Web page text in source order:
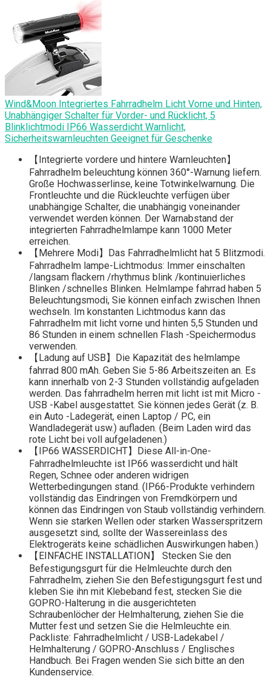
Wind&Moon Integriertes Fahrradhelm Licht Vorne und Hinten,
Unabhängiger Schalter für Vorder- und Rücklicht, 5
Blinklichtmodi IP66 Wasserdicht Warnlicht,
Sicherheitswarnleuchten Geeignet für Geschenke
【Integrierte vordere und hintere Warnleuchten】
Fahrradhelm beleuchtung können 360°-Warnung liefern.
Große Hochwasserlinse, keine Totwinkelwarnung. Die
Frontleuchte und die Rückleuchte verfügen über
unabhängige Schalter, die unabhängig voneinander
verwendet werden können. Der Warnabstand der
integrierten Fahrradhelmlampe kann 1000 Meter
erreichen.
【Mehrere Modi】Das Fahrradhelmlicht hat 5 Blitzmodi.
Fahrradhelm lampe-Lichtmodus: Immer einschalten
/langsam flackern /rhythmus blink /kontinuierliches
Blinken /schnelles Blinken. Helmlampe fahrrad haben 5
Beleuchtungsmodi, Sie können einfach zwischen Ihnen
wechseln. Im konstanten Lichtmodus kann das
Fahrradhelm mit licht vorne und hinten 5,5 Stunden und
86 Stunden in einem schnellen Flash -Speichermodus
verwenden.
【Ladung auf USB】Die Kapazität des helmlampe
fahrrad 800 mAh. Geben Sie 5-86 Arbeitszeiten an. Es
kann innerhalb von 2-3 Stunden vollständig aufgeladen
werden. Das fahrradhelm herren mit licht ist mit Micro -
USB -Kabel ausgestattet. Sie können jedes Gerät (z. B.
ein Auto -Ladegerät, einen Laptop / PC, ein
Wandladegerät usw.) aufladen. (Beim Laden wird das
rote Licht bei voll aufgeladenen.)
【IP66 WASSERDICHT】Diese All-in-One-
Fahrradhelmleuchte ist IP66 wasserdicht und hält
Regen, Schnee oder anderen widrigen
Wetterbedingungen stand. (IP66-Produkte verhindern
vollständig das Eindringen von Fremdkörpern und
können das Eindringen von Staub vollständig verhindern.
Wenn sie starken Wellen oder starken Wasserspritzern
ausgesetzt sind, sollte der Wassereinlass des
Elektrogeräts keine schädlichen Auswirkungen haben.)
【EINFACHE INSTALLATION】 Stecken Sie den
Befestigungsgurt für die Helmleuchte durch den
Fahrradhelm, ziehen Sie den Befestigungsgurt fest und
kleben Sie ihn mit Klebeband fest, stecken Sie die
GOPRO-Halterung in die ausgerichteten
Schraubenlöcher der Helmhalterung, ziehen Sie die
Mutter fest und setzen Sie die Helmleuchte ein.
Packliste: Fahrradhelmlicht / USB-Ladekabel /
Helmhalterung / GOPRO-Anschluss / Englisches
Handbuch. Bei Fragen wenden Sie sich bitte an den
Kundenservice.